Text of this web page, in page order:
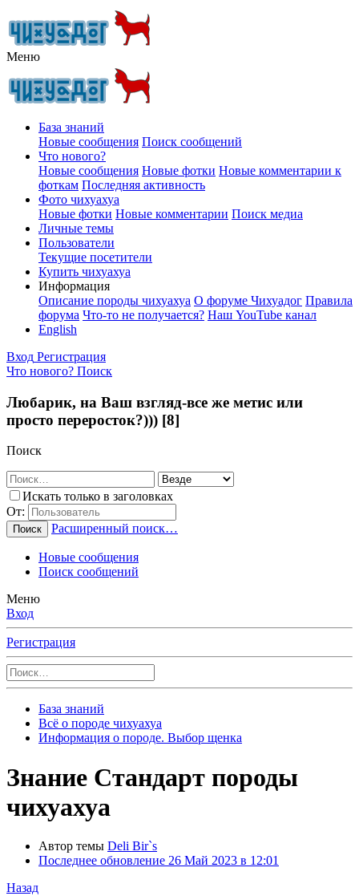
Меню
База знаний
Новые сообщения Поиск сообщений
Что нового?
Новые сообщения Новые фотки Новые комментарии к
фоткам Последняя активность
Фото чихуахуа
Новые фотки Новые комментарии Поиск медиа
Личные темы
Пользователи
Текущие посетители
Купить чихуахуа
Информация
Описание породы чихуахуа О форуме Чихуадог Правила
форума Что-то не получается? Наш YouTube канал
English
Вход Регистрация
Что нового? Поиск
Любарик, на Ваш взгляд-все же метис или
просто переросток?))) [8]
Поиск
Искать только в заголовках
От:
Поиск Расширенный поиск…
Новые сообщения
Поиск сообщений
Меню
Вход
Регистрация
База знаний
Всё о породе чихуахуа
Информация о породе. Выбор щенка
Знание Стандарт породы
чихуахуа
Автор темы Deli Bir`s
Последнее обновление 26 Май 2023 в 12:01
Назад